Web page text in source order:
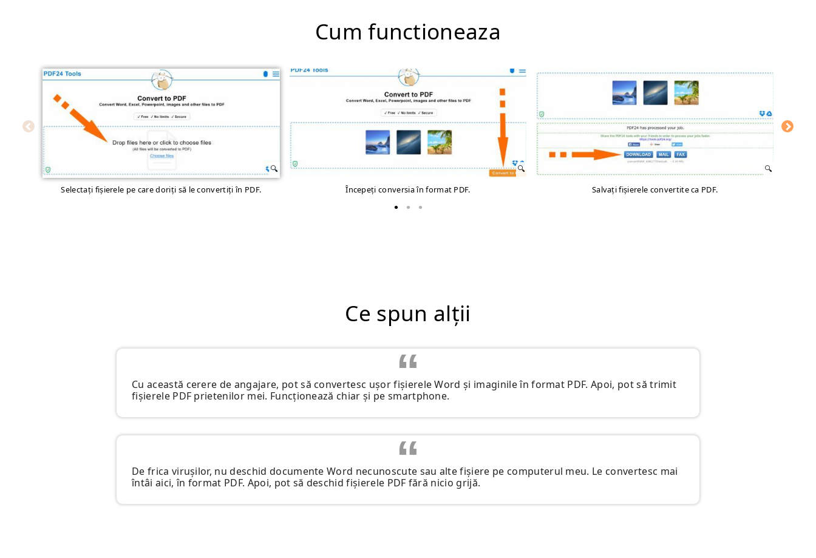
Cum functioneaza
Selectați fișierele pe care doriți să le convertiți în PDF. Începeți conversia în format PDF. Salvați fișierele convertite ca PDF.
Ce spun alții
Cu această cerere de angajare, pot să convertesc ușor fișierele Word și imaginile în format PDF. Apoi, pot să trimit
fișierele PDF prietenilor mei. Funcționează chiar și pe smartphone.
De frica virușilor, nu deschid documente Word necunoscute sau alte fișiere pe computerul meu. Le convertesc mai
întâi aici, în format PDF. Apoi, pot să deschid fișierele PDF fără nicio grijă.